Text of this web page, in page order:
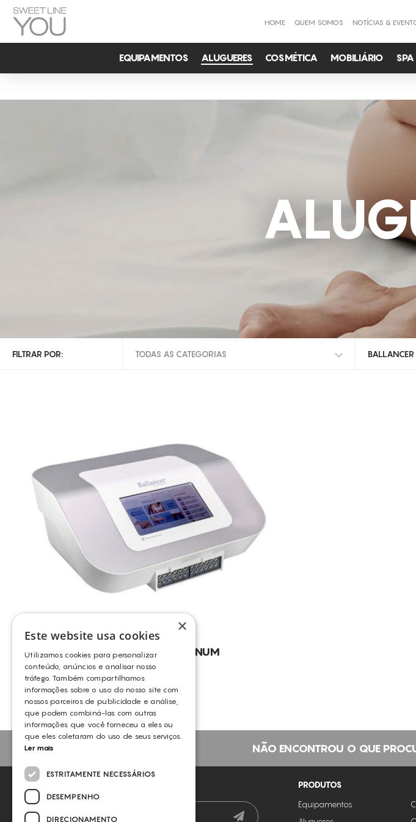
HOME QUEM SOMOS NOTÍCIAS &
EQUIPAMENTOS ALUGUERES COSMÉTICA MOBILIÁRIO SPA
FILTRAR POR: TODAS AS CATEGORIAS BALLANCER
BALLANCER® – PLATINUM
BALLANCER
NÃO ENCONTROU O QUE
PRODUTOS
Equipamentos
×
Este website usa cookies
Utilizamos cookies para personalizar
conteúdo, anúncios e analisar nosso
tráfego. Também compartilhamos
informações sobre o uso do nosso site com
nossos parceiros de publicidade e análise,
que podem combiná-las com outras
informações que você forneceu a eles ou
que eles coletaram do uso de seus serviços.
Ler mais
ESTRITAMENTE NECESSÁRIOS
DESEMPENHO
DIRECIONAMENTO